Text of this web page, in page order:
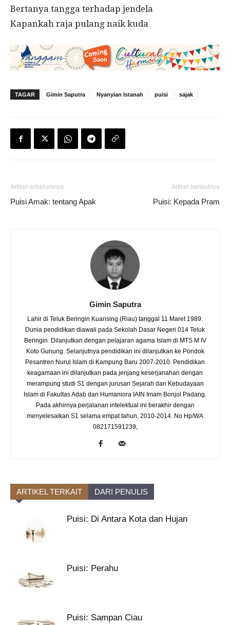
Bertanya tangga terhadap jendela
Kapankah raja pulang naik kuda
TAGAR Gimin Saputra Nyanyian Istanah puisi sajak
Artikel sebelumnya
Puisi Amak: tentang Apak
Artikel berikutnya
Puisi: Kepada Pram
Gimin Saputra
Lahir di Teluk Beringin Kuansing (Riau) tanggal 11 Maret 1989.
Dunia pendidikan diawali pada Sekolah Dasar Negeri 014 Teluk
Beringin. Dilanjutkan dengan pelajaran agama Islam di MTS M IV
Koto Gunung. Selanjutnya pendidikan ini dilanjutkan ke Pondok
Pesantren Nurul Islam di Kampung Baru 2007-2010. Pendidikan
keagamaan ini dilanjutkan pada jenjang keserjanahan dengan
merampung studi S1 dengan jurusan Sejarah dan Kebudayaan
Islam di Fakultas Adab dan Humaniora IAIN Imam Bonjol Padang.
Pada akhirnya perjalanan intelektual ini berakhir dengan
menyelesaikan S1 selama empat tahun, 2010-2014. No Hp/WA
082171591239,
ARTIKEL TERKAIT DARI PENULIS
Puisi: Di Antara Kota dan Hujan
Puisi: Perahu
Puisi: Sampan Ciau